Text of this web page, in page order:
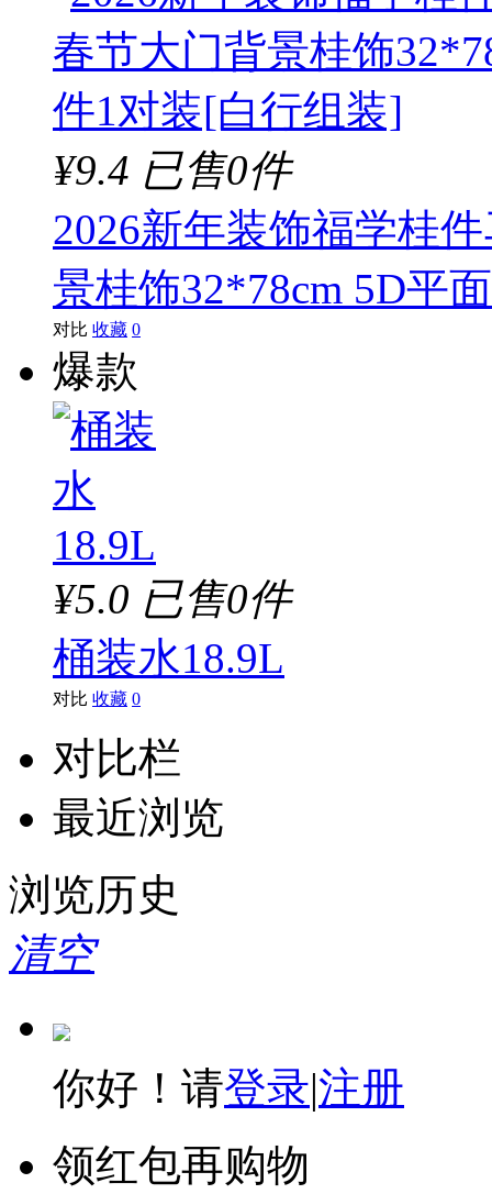
¥9.4 已售0件
2026新年装饰福学桂
景桂饰32*78cm 5D平
对比 收藏 0
爆款
¥5.0 已售0件
桶装水18.9L
对比 收藏 0
对比栏
最近浏览
浏览历史
清空
你好！请登录|注册
领红包再购物